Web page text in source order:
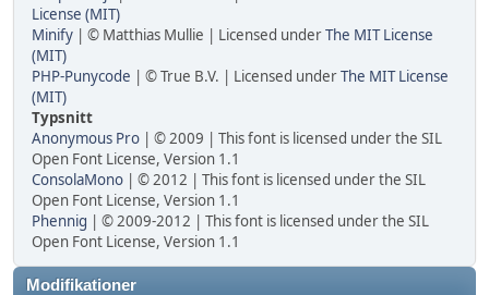
License (MIT)
Minify | © Matthias Mullie | Licensed underThe MIT License
(MIT)
PHP-Punycode | © True B.V. | Licensed underThe MIT License
(MIT)
Typsnitt
Anonymous Pro | © 2009 | This font is licensed under the SIL
Open Font License, Version 1.1
ConsolaMono | © 2012 | This font is licensed under the SIL
Open Font License, Version 1.1
Phennig | © 2009-2012 | This font is licensed under the SIL
Open Font License, Version 1.1
Modifikationer